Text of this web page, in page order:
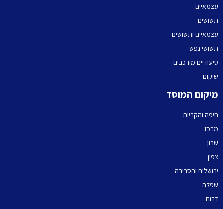
עצמאיים
תשושים
עצמאיים ותשושים
תשושי נפש
סיעודיים מורכבים
שיקום
מיקום המוסד
חיפה והקריות
מרכז
שרון
צפון
ירושלים והסביבה
שפלה
דרום